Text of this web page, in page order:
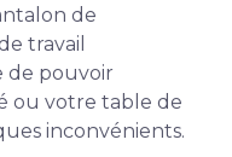
de
travail
de pouvoir
ou votre table de
inconvénients.